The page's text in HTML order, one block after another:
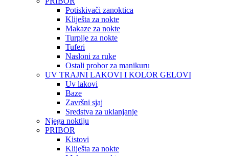
Potiskivači zanoktica
Kliješta za nokte
Makaze za nokte
Turpije za nokte
Tuferi
Nasloni za ruke
Ostali probor za manikuru
UV TRAJNI LAKOVI I KOLOR GELOVI
Uv lakovi
Baze
Završni sjaj
Sredstva za uklanjanje
Njega noktiju
PRIBOR
Kistovi
Kliješta za nokte